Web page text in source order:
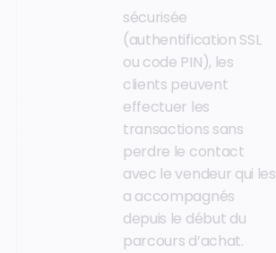
sécurisée
(authentification SSL
ou code PIN), les
clients peuvent
effectuer les
transactions sans
perdre le contact
avec le vendeur qui les
a accompagnés
depuis le début du
parcours d’achat.